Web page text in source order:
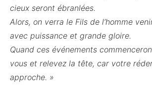
cieux seront ébranlées.
Alors, on verra le Fils de l’homme
avec puissance et grande gloire.
Quand ces événements
vous et relevez la tête, car votre
approche. »